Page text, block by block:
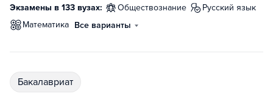
Экзамены в 133 вузах: обществознание
русский язык
математика Все варианты
бакалавриат